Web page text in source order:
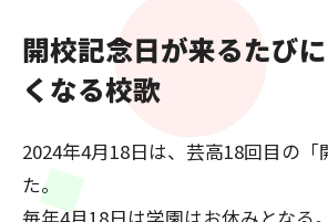
開校記念日が来るたび
くなる校歌
2024年4月18日は、芸高18回目の「
た。